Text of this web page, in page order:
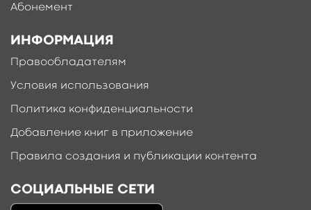
Абонемент
ИНФОРМАЦИЯ
Правообладателям
Условия использования
Политика конфиденциальности
Добавление книг в приложение
Правила создания и публикации контента
СОЦИАЛЬНЫЕ СЕТИ